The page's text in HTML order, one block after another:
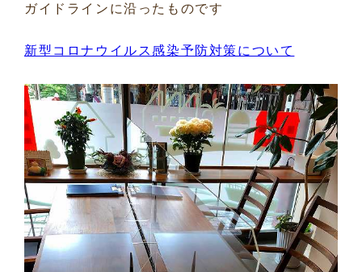
ガイドラインに沿ったものです
新型コロナウイルス感染予防対策について